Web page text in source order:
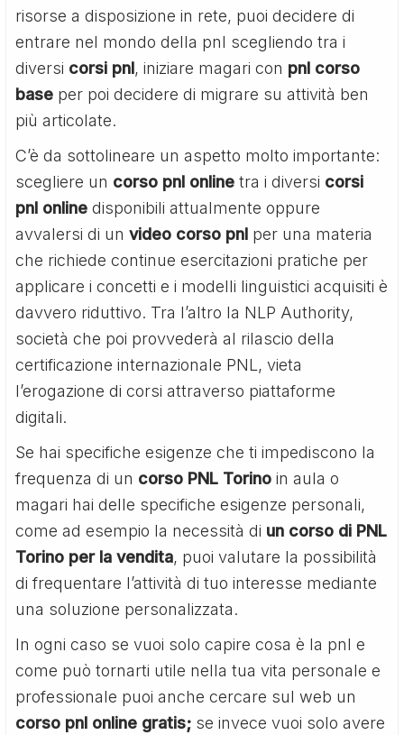
risorse a disposizione in rete, puoi decidere di
entrare nel mondo della pnl scegliendo tra i
diversi corsi pnl, iniziare magari con pnl corso
base per poi decidere di migrare su attività ben
più articolate.
C’è da sottolineare un aspetto molto importante:
scegliere un corso pnl online tra i diversi corsi
pnl online disponibili attualmente oppure
avvalersi di unvideo corso pnl per una materia
che richiede continue esercitazioni pratiche per
applicare i concetti e i modelli linguistici acquisiti è
davvero riduttivo. Tra l’altro la NLP Authority,
società che poi provvederà al rilascio della
certificazione internazionale PNL, vieta
l’erogazione di corsi attraverso piattaforme
digitali.
Se hai specifiche esigenze che ti impediscono la
frequenza di un corso PNL Torino in aula o
magari hai delle specifiche esigenze personali,
come ad esempio la necessità di un corso di PNL
Torino per la vendita, puoi valutare la possibilità
di frequentare l’attività di tuo interesse mediante
una soluzione personalizzata.
In ogni caso se vuoi solo capire cosa è la pnl e
come può tornarti utile nella tua vita personale e
professionale puoi anche cercare sul web un
corso pnl online gratis; se invece vuoi solo avere